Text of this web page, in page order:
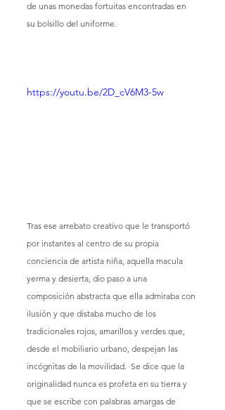
de unas monedas fortuitas encontradas en
su bolsillo del uniforme.
https://youtu.be/2D_cV6M3-5w
Tras ese arrebato creativo que le transportó
por instantes al centro de su propia
conciencia de artista niña, aquella macula
yerma y desierta, dio paso a una
composición abstracta que ella admiraba con
ilusión y que distaba mucho de los
tradicionales rojos, amarillos y verdes que,
desde el mobiliario urbano, despejan las
incógnitas de la movilidad.  Se dice que la
originalidad nunca es profeta en su tierra y
que se escribe con palabras amargas de